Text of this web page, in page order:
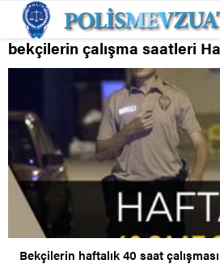
bekçilerin çalışma saatleri
Bekçilerin haftalık 40 saat